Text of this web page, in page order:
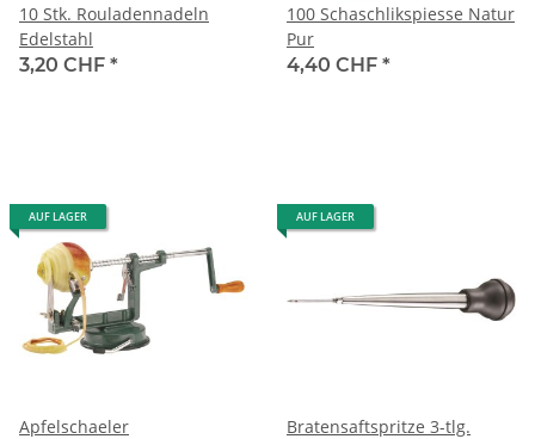
10 Stk. Rouladennadeln
Edelstahl
3,20 CHF *
100 Schaschlikspiesse Natur
Pur
4,40 CHF *
AUF LAGER
Apfelschaeler
AUF LAGER
Bratensaftspritze 3-tlg.